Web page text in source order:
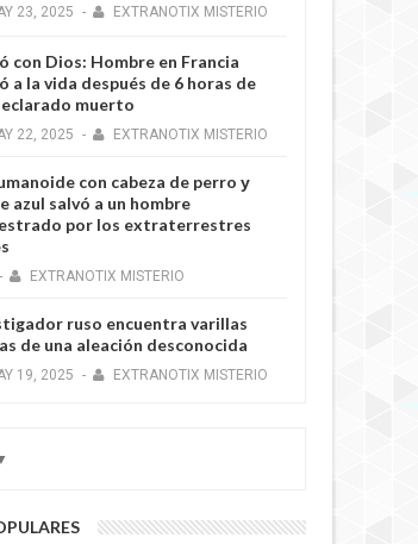
23, 2025 - EXTRANOTIX MISTERIO
con Dios: Hombre en Francia
a la vida después de 6 horas de
muerto
22, 2025 - EXTRANOTIX MISTERIO
con cabeza de perro у
azul salvó a un hombre
por los extraterrestres
- EXTRANOTIX MISTERIO
ruso encuentra varillas
de una aleación desconocida
19, 2025 - EXTRANOTIX MISTERIO